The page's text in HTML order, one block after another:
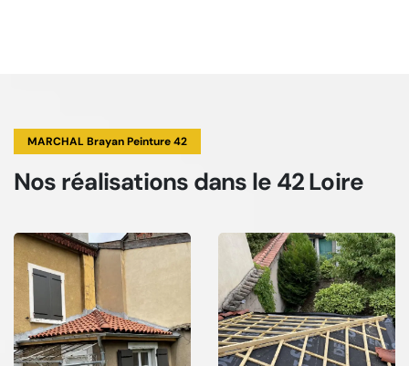
MARCHAL Brayan Peinture 42
Nos réalisations dans le 42 Loire